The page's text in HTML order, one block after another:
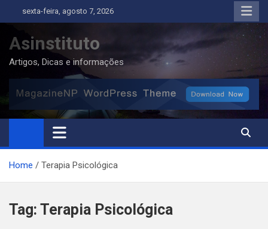
to
content
sexta-feira, agosto 7, 2026
Asinstituto
Artigos, Dicas e informações
Home Terapia Psicológica
Tag: Terapia Psicológica